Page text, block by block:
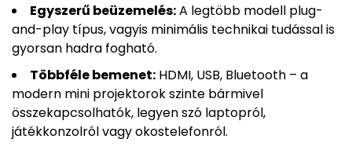
Egyszerű beüzemelés:A legtöbb modell plug-
and-play típus, vagyis minimális technikai tudással is
gyorsan hadra fogható.
Többféle bemenet: HDMI, USB, Bluetooth – a
modern mini projektorok szinte bármivel
összekapcsolhatók, legyen szó laptopról,
játékkonzolról vagy okostelefonról.